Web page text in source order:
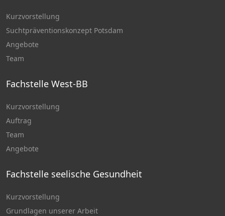
Kurzvorstellung
Suchtpräventionskonzept Potsdam
Angebote
Team
Fachstelle West-BB
Kurzvorstellung
Auftrag
Team
Angebote
Fachstelle seelische Gesundheit
Kurzvorstellung
Grundlagen unserer Arbeit